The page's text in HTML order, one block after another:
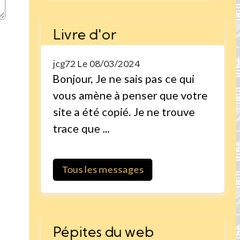
Livre d'or
jcg72 Le 08/03/2024
Bonjour, Je ne sais pas ce qui
vous amène à penser que votre
site a été copié. Je ne trouve
trace que ...
Tous les messages
Pépites du web